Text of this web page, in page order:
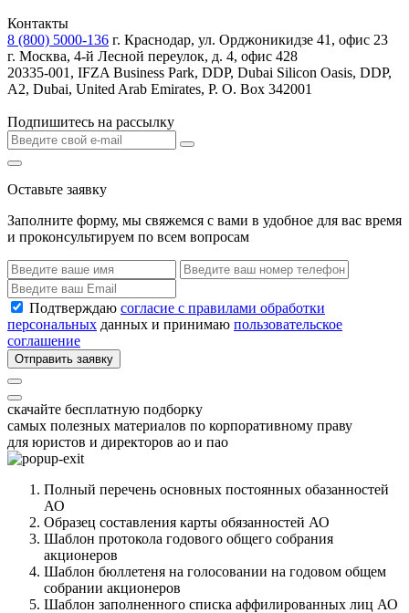
Контакты
8 (800) 5000-136 г. Краснодар, ул. Орджоникидзе 41, офис 23
г. Москва, 4-й Лесной переулок, д. 4, офис 428
20335-001, IFZA Business Park, DDP, Dubai Silicon Oasis, DDP,
A2, Dubai, United Arab Emirates, P. O. Box 342001
Подпишитесь на рассылку
Оставьте заявку
Заполните форму, мы свяжемся с вами в удобное для вас время
и проконсультируем по всем вопросам
Подтверждаю согласие с правилами обработки
персональных данных и принимаю пользовательское
соглашение
Отправить заявку
скачайте бесплатную подборку
самых полезных материалов по корпоративному праву
для юристов и директоров ао и пао
Полный перечень основных постоянных обазанностей
АО
Образец составления карты обязанностей АО
Шаблон протокола годового общего собрания
акционеров
Шаблон бюллетеня на голосовании на годовом общем
собрании акционеров
Шаблон заполненного списка аффилированных лиц АО